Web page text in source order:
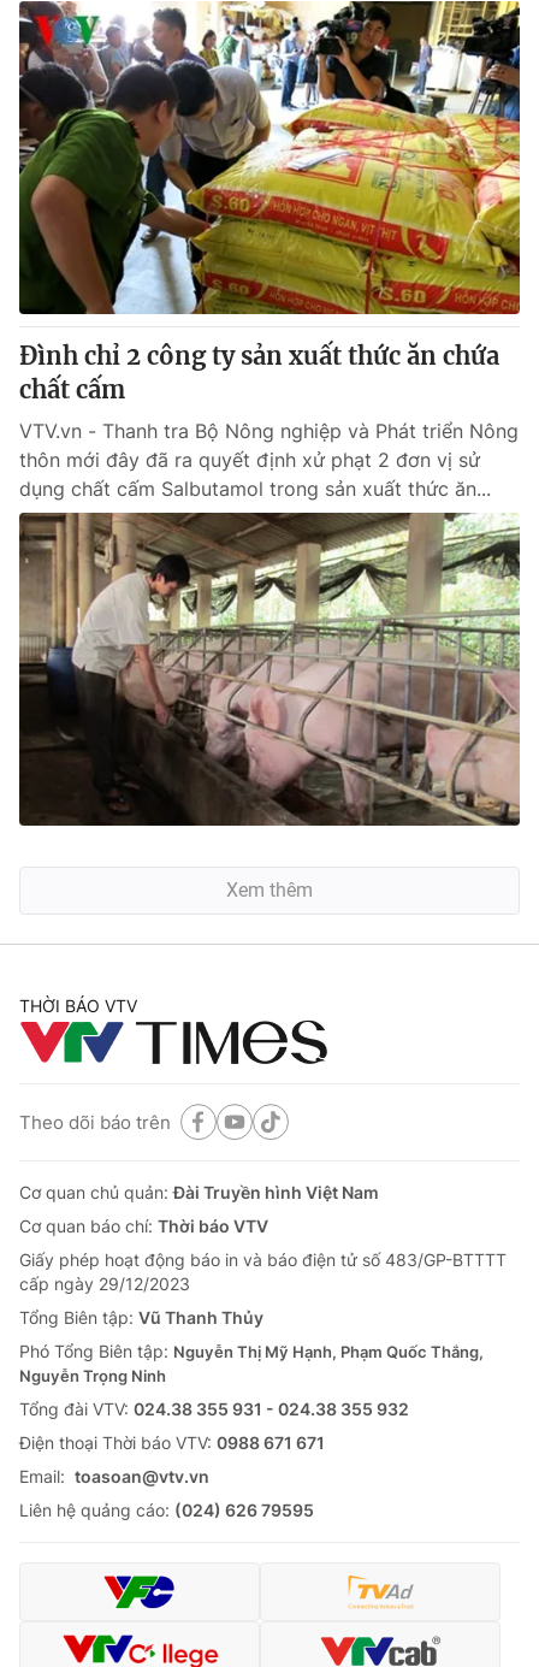
Đình chỉ 2 công ty sản xuất thức ăn chứa
chất cấm
VTV.vn - Thanh tra Bộ Nông nghiệp và Phát triển Nông
thôn mới đây đã ra quyết định xử phạt 2 đơn vị sử
dụng chất cấm Salbutamol trong sản xuất thức ăn...
Xem thêm
THỜI BÁO VTV
Theo dõi báo trên
Cơ quan chủ quản:Đài Truyền hình Việt Nam
Cơ quan báo chí: Thời báo VTV
Giấy phép hoạt động báo in và báo điện tử số 483/GP-BTTTT
cấp ngày 29/12/2023
Tổng Biên tập: Vũ Thanh Thủy
Phó Tổng Biên tập: Nguyễn Thị Mỹ Hạnh, Phạm Quốc Thắng,
Nguyễn Trọng Ninh
Tổng đài VTV: 024.38 355 931 - 024.38 355 932
Ðiện thoại Thời báo VTV: 0988 671 671
Email: toasoan@vtv.vn
Liên hệ quảng cáo: (024) 626 79595